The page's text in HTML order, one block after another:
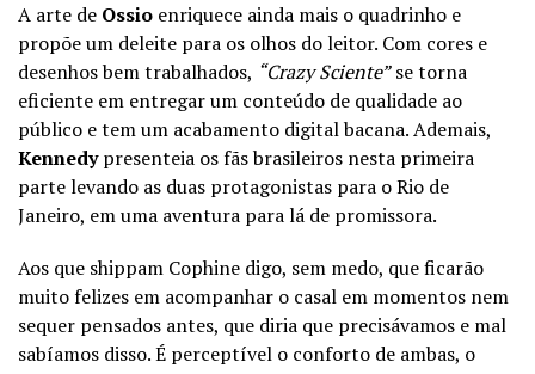
A arte de Ossio enriquece ainda mais o quadrinho e
propõe um deleite para os olhos do leitor. Com cores e
desenhos bem trabalhados, “Crazy Sciente”se torna
eficiente em entregar um conteúdo de qualidade ao
público e tem um acabamento digital bacana. Ademais,
Kennedypresenteia os fãs brasileiros nesta primeira
parte levando as duas protagonistas para o Rio de
Janeiro, em uma aventura para lá de promissora.
Aos que shippam Cophine digo, sem medo, que ficarão
muito felizes em acompanhar o casal em momentos nem
sequer pensados antes, que diria que precisávamos e mal
sabíamos disso. É perceptível o conforto de ambas, o